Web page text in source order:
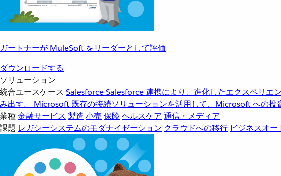
ガートナーが MuleSoft をリーダーとして評価
ダウンロードする
ソリューション
統合ユースケース SalesforceSalesforce 連携により、進化したエクスペリエ
み出す。
Microsoft 既存の接続ソリューションを活用して、Microsoft への投
業種金融サービス 製造 小売 保険 ヘルスケア 通信・メディア
課題 レガシーシステムのモダナイゼーション クラウドへの移行 ビジネスオ